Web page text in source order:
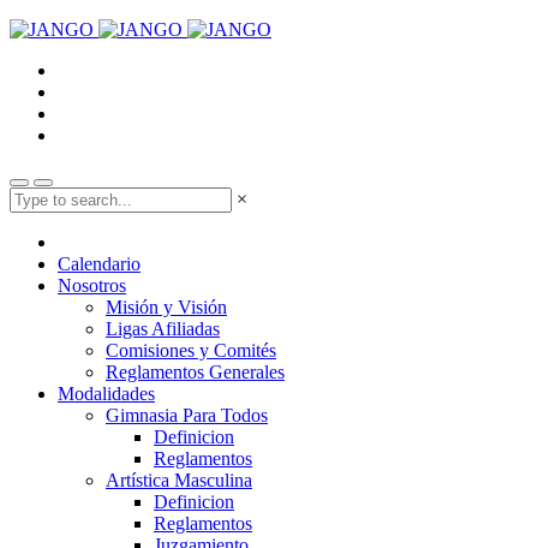
×
Calendario
Nosotros
Misión y Visión
Ligas Afiliadas
Comisiones y Comités
Reglamentos Generales
Modalidades
Gimnasia Para Todos
Definicion
Reglamentos
Artística Masculina
Definicion
Reglamentos